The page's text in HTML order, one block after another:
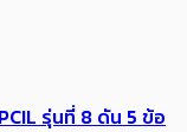
รุ่นที่ 8 ดัน 5 ข้อ